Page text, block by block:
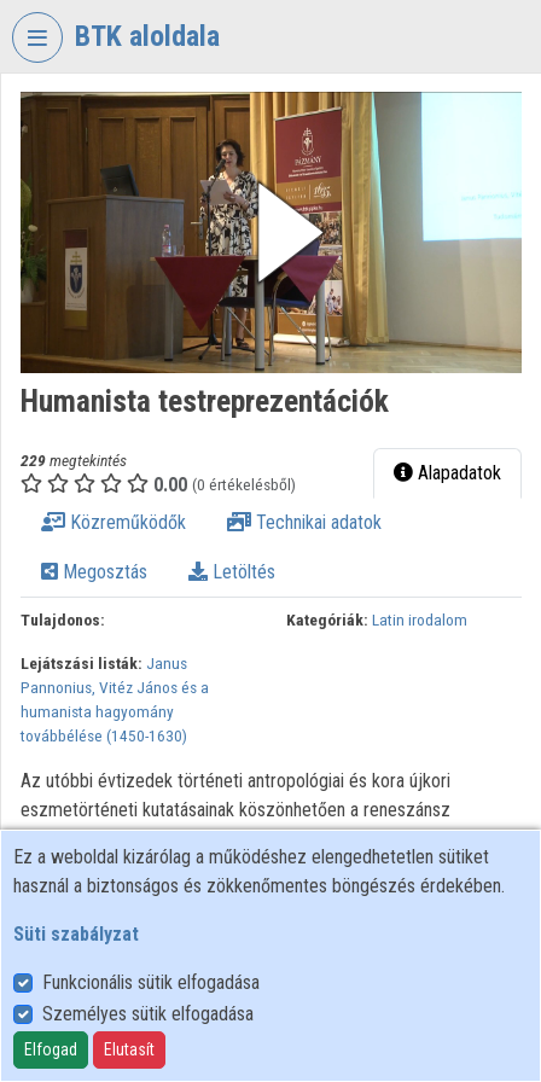
Fejléc kihagyása
BTK aloldala
VIDEOTORIUM
BÖLCSÉSZETTUDOMÁNYI
KUTATÓKÖZPONT
Intézményi kezdőlap
Bejelentkezés
Intézményi felfedezés
Kategóriák
Intézményi listák
Intézmények
Közreműködők
Humanista testreprezentációk
229megtekintés
0.00 (0 értékelésből) Alapadatok
Közreműködők Technikai adatok
Megosztás Letöltés
Tulajdonos: Kategóriák: Latin irodalom
Lejátszási listák: Janus
Pannonius, Vitéz János és a
humanista hagyomány
továbbélése (1450-1630)
Az utóbbi évtizedek történeti antropológiai és kora újkori
eszmetörténeti kutatásainak köszönhetően a reneszánsz
ábrázolásaira is. Eközben egyre több irodalom- és
művészettörténeti tanulmány igyekszik elemezni annak mikéntjét,
hogy milyen szerepet játszhatott a fiziognómiai sémák
(ön)reprezentációjában. Korábbi kutatásaimból kiindulva, amelyek
a Hunyadi Mátyásról született leírások és a fiziognómiai irodalom
kapcsolatát vizsgálták, arra keresem a választ, hogy hasonló, az
alapvetően az antik biográfia- és történetírás eszköztárában
Ez a weboldal kizárólag a működéshez elengedhetetlen sütiket
használ a biztonságos és zökkenőmentes böngészés érdekében.
Süti szabályzat
Funkcionális sütik elfogadása
Személyes sütik elfogadása
Elfogad Elutasít